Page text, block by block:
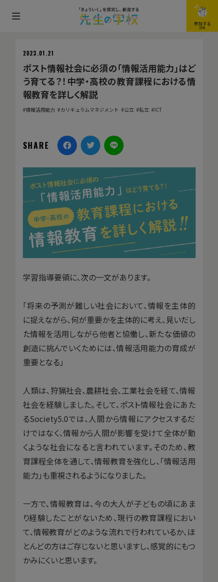
メ
参加する
JOIN
2023.01.21
ポスト情報社会に必須の「情報活用能力」はど
う育てる？！中学・高校の教育課程における情
報教育を詳しく解説
情報活用能力 カリキュラムマネジメント 公立 私立 ICT
SHARE
学習指導要領に、次の一文があります。
「将来の予測が難しい社会において、情報を主体的
に捉えながら、何が重要かを主体的に考え、見いだし
た情報を活用しながら他者と協働し、新たな価値の
創造に挑んでいくためには、情報活用能力の育成が
重要となる」
人類は、狩猟社会、農耕社会、工業社会を経て、情報
社会を経験しました。そして、ポスト情報社会にあた
るSociety5.0では、人間から情報にアクセスするだ
けではなく、情報から人間が影響を受けて全体が動
くような社会になると言われています。そのため、教
育課程全体を通して、情報教育を強化し、「情報活用
能力」も重視されるようになりました。
一方で、情報教育は、今の大人が子どもの頃にあま
り経験したことがないため、現行の教育課程におい
て、情報教育がどのような流れで行われているか、ほ
とんどの方はご存じないと思いますし、感覚的にもつ
かみにくいと思います。